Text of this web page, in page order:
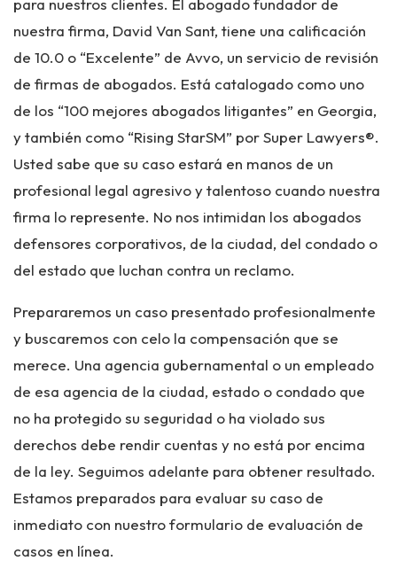
para nuestros clientes. El abogado fundador de
nuestra firma, David Van Sant, tiene una calificación
de 10.0 o “Excelente” de Avvo, un servicio de revisión
de firmas de abogados. Está catalogado como uno
de los “100 mejores abogados litigantes” en Georgia,
y también como “Rising StarSM” por Super Lawyers®.
Usted sabe que su caso estará en manos de un
profesional legal agresivo y talentoso cuando nuestra
firma lo represente. No nos intimidan los abogados
defensores corporativos, de la ciudad, del condado o
del estado que luchan contra un reclamo.
Prepararemos un caso presentado profesionalmente
y buscaremos con celo la compensación que se
merece. Una agencia gubernamental o un empleado
de esa agencia de la ciudad, estado o condado que
no ha protegido su seguridad o ha violado sus
derechos debe rendir cuentas y no está por encima
de la ley. Seguimos adelante para obtener resultado.
Estamos preparados para evaluar su caso de
inmediato con nuestro formulario de evaluación de
casos en línea.